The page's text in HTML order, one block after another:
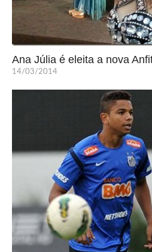
Ana Júlia é eleita a nova
14/03/2014